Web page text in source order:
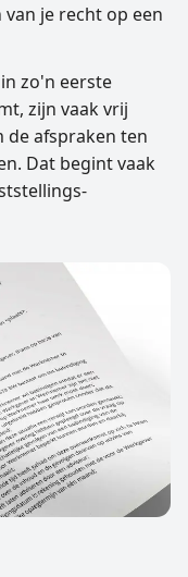
je recht op een
zo'n eerste
zijn vaak vrij
de afspraken ten
Dat begint vaak